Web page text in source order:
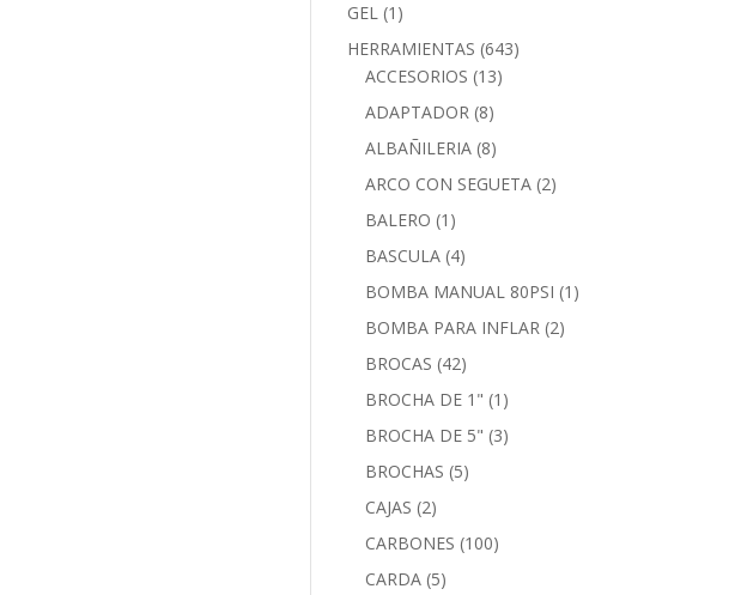
GEL (1)
HERRAMIENTAS (643)
ACCESORIOS (13)
ADAPTADOR (8)
ALBAÑILERIA (8)
ARCO CON SEGUETA (2)
BALERO (1)
BASCULA (4)
BOMBA MANUAL 80PSI (1)
BOMBA PARA INFLAR (2)
BROCAS (42)
BROCHA DE 1" (1)
BROCHA DE 5" (3)
BROCHAS (5)
CAJAS (2)
CARBONES (100)
CARDA (5)